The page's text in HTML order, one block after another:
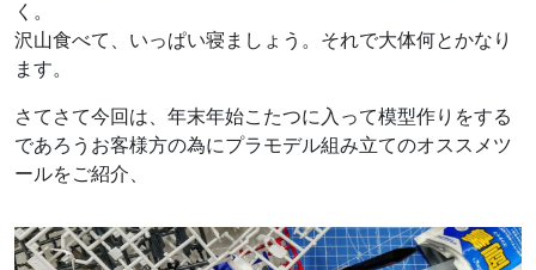
く。
沢山食べて、いっぱい寝ましょう。それで大体何とかなり
ます。
さてさて今回は、年末年始こたつに入って模型作りをする
であろうお客様方の為にプラモデル組み立てのオススメツ
ールをご紹介、